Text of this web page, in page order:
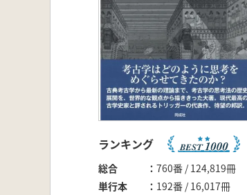
ランキング
総合
760番 / 124,819冊
単行本
192番 / 16,017冊